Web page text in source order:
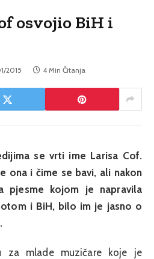
osvojio BiH i
2015 4 Min Čitanja
se vrti ime Larisa Cof.
ona i čime se bavi, ali nakon
pjesme kojom je napravila
i BiH, bilo im je jasno o
za mlade muzičare koje je